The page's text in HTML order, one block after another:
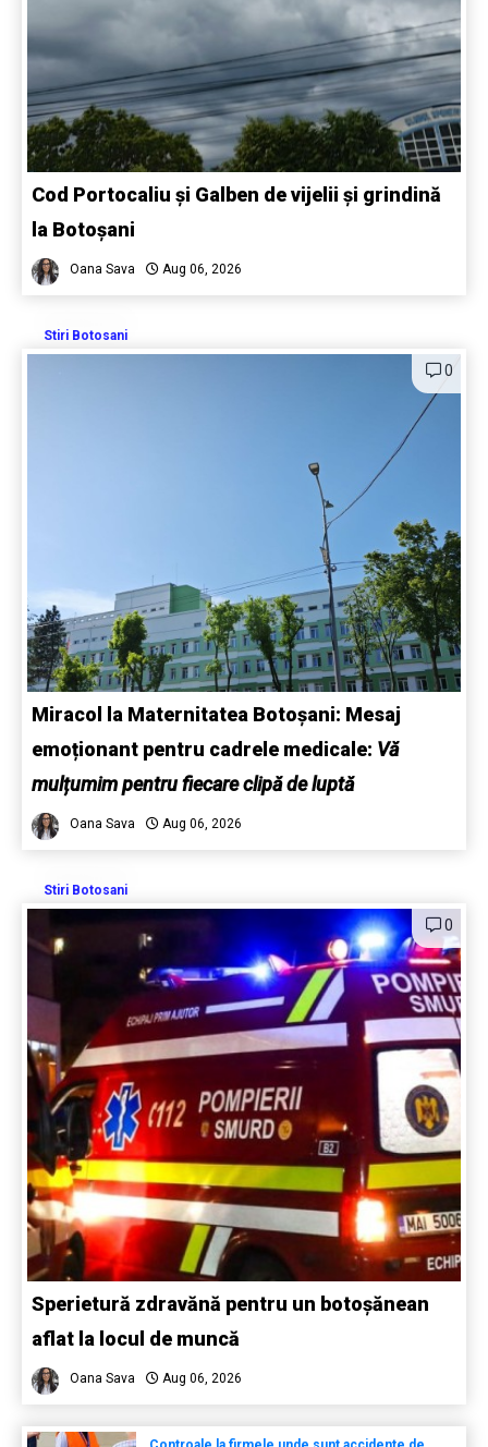
Cod Portocaliu și Galben de vijelii și grindină
la Botoșani
Oana Sava Aug 06, 2026
Stiri Botosani
0
Miracol la Maternitatea Botoșani: Mesaj
emoționant pentru cadrele medicale: Vă
mulțumim pentru fiecare clipă de luptă
Oana Sava Aug 06, 2026
Stiri Botosani
0
Sperietură zdravănă pentru un botoșănean
aflat la locul de muncă
Oana Sava Aug 06, 2026